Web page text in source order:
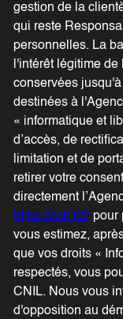
gestion de la
qui reste
personnelles. La
l'intérêt légitime
conservées
destinées à
« informatique et
d’accès, de
limitation et de
retirer votre
directement
https://cnil.fr/frpour
vous estimez,
que vos droits «
respectés, vous
CNIL. Nous vous
d'opposition au